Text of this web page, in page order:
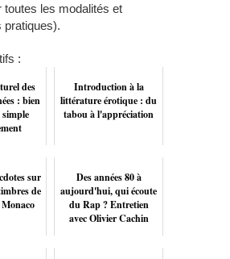
toutes les modalités et
pratiques).
:
des
: bien
Introduction à la
littérature érotique : du
tabou à l'appréciation
sur
de
Des années 80 à
aujourd'hui, qui écoute
du Rap ? Entretien
avec Olivier Cachin